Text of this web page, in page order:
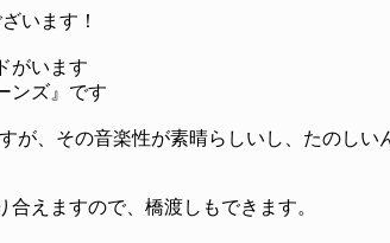
います！
がいます
ンズ』です
が、その音楽性が素晴らしいし、たのしい
えますので、橋渡しもできます。